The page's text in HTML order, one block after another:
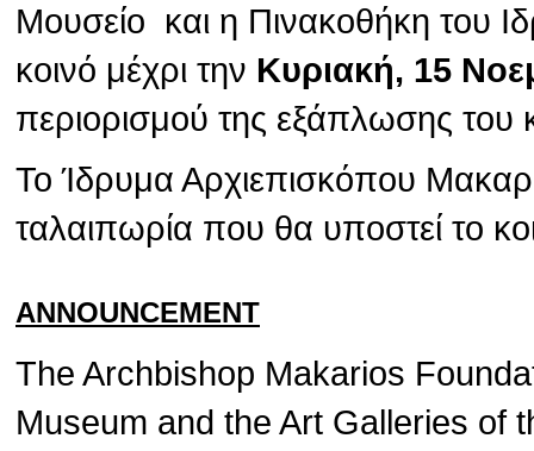
Μουσείο και η Πινακοθήκη του
κοινό μέχρι την Κυριακή, 15
περιορισμού της εξάπλωσης του
Το Ίδρυμα Αρχιεπισκόπου
ταλαιπωρία που θα υποστεί το
ANNOUNCEMENT
The Archbishop Makarios
Museum and the Art Galleries of